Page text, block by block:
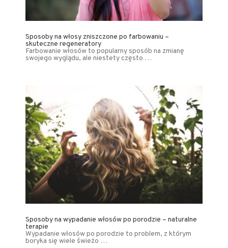
Sposoby na włosy zniszczone po farbowaniu –
skuteczne regeneratory
Farbowanie włosów to popularny sposób na zmianę
swojego wyglądu, ale niestety często …
Sposoby na wypadanie włosów po porodzie – naturalne
terapie
Wypadanie włosów po porodzie to problem, z którym
boryka się wiele świeżo …